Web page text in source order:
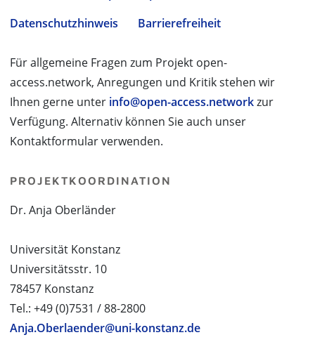
Datenschutzhinweis
Barrierefreiheit
Für allgemeine Fragen zum Projekt open-
access.network, Anregungen und Kritik stehen wir
Ihnen gerne unter info@open-access.networkzur
Verfügung. Alternativ können Sie auch unser
Kontaktformular verwenden.
PROJEKTKOORDINATION
Dr. Anja Oberländer
Universität Konstanz
Universitätsstr. 10
78457 Konstanz
Tel.: +49 (0)7531 / 88-2800
Anja.Oberlaender@uni-konstanz.de